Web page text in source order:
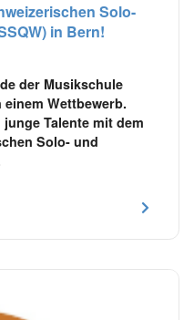
Solo-
in Bern!
der Musikschule
Wettbewerb.
Talente mit dem
Solo- und